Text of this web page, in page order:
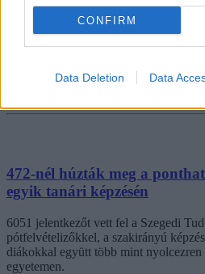
CONFIRM
Data Deletion Data
24 százalékkal többen jelentkeztek a
Egyetemre (NKE) idén, mint egy
Érettségi-felvételi
472-nél húzták meg a
egyik tanári képzésén
6051 jelentkezőt vett fel a Szegedi
pótfelvételizőkkel, a szakirányú
diákokkal együtt több mint nyolcezren
egyetemen.